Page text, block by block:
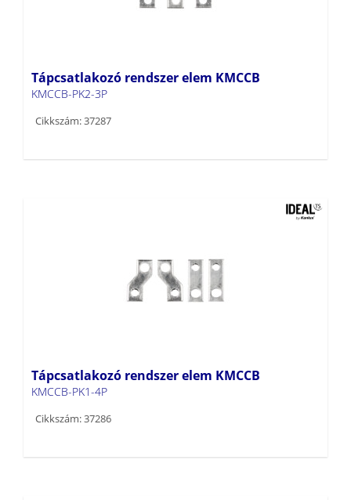
Tápcsatlakozó rendszer elem KMCCB
KMCCB-PK2-3P
Cikkszám: 37287
Tápcsatlakozó rendszer elem KMCCB
KMCCB-PK1-4P
Cikkszám: 37286